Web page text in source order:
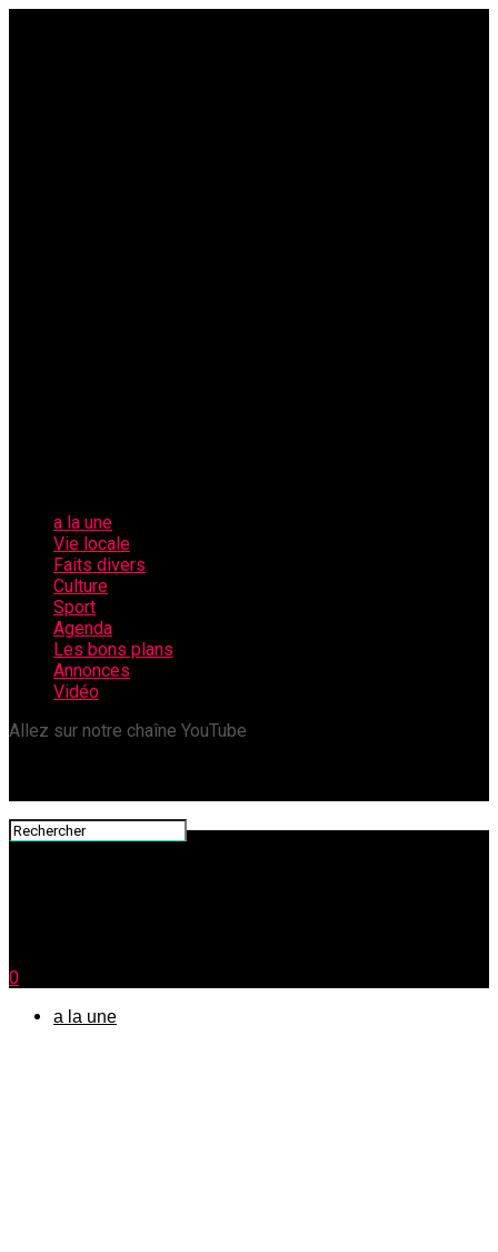
a la une
Vie locale
Faits divers
Culture
Sport
Agenda
Les bons plans
Annonces
Vidéo
Allez sur notre chaîne YouTube
0
a la une